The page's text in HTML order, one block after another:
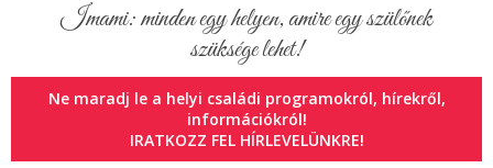
Imami: minden egy helyen, amire egy szülőnek
szüksége lehet!
Ne maradj le a helyi családi programokról, hírekről,
információkról!
IRATKOZZ FEL HÍRLEVELÜNKRE!